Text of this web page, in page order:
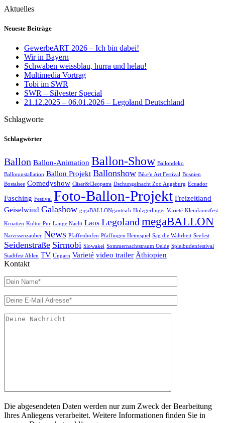
Aktuelles
Neueste Beiträge
GewerbeART 2026 – Ich bin dabei!
Wir in Bayern
Schwaben weissblau, hurra und helau!
Multimedia Vortrag
Tobi im SWR
SWR – Silvester Special
21.12.2025 – 06.01.2026 – Legoland Deutschland
Schlagworte
Schlagwörter
Ballon Ballon-Animation Ballon-Show Ballondeko
Balloninstallation Ballon Projekt Ballonshow Bike'n Art Festival Bosnien
Bostalsee Comedyshow Cäsar&Cleopatra Dschungelnacht Zoo Augsburg Ecuador
Fasching Festival Foto-Ballon-Projekt Freizeitland
Geiselwind Galashow gigaBALLONgantisch Holzgerlinger Varieté Kleinkunstfest
Kroatien Kultur Pur Lange Nacht Laos Legoland megaBALLON
Narzissenzauber News Pfaffenhofen Pfäffingen Heimspiel Sag die Wahrheit Seefest
Seidenstraße Sirmobi Slowakei Sommernachtstraum Oelde Spielbudenfestival
Stadtfest Ahlen TV Ungarn Varieté video trailer Äthiopien
Kontakt
Die abgesendeten Daten werden nur zum Zweck der Bearbeitung
Ihres Anliegens verarbeitet. Weitere Informationen finden Sie in